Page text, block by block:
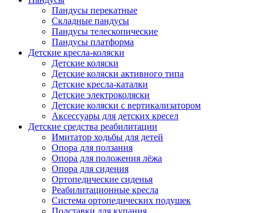
Пандусы перекатные
Складные пандусы
Пандусы телескопические
Пандусы платформа
Детские кресла-коляски
Детские коляски
Детские коляски активного типа
Детские кресла-каталки
Детские электроколяски
Детские коляски с вертикализатором
Аксессуары для детских кресел
Детские средства реабилитации
Имитатор ходьбы для детей
Опора для ползания
Опора для положения лёжа
Опора для сидения
Ортопедические сиденья
Реабилитационные кресла
Система ортопедических подушек
Подставки для купания